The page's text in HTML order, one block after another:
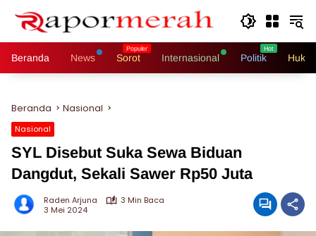
Beranda News Sorot Internasional Politik
Beranda Nasional
Nasional
SYL Disebut Suka Sewa Biduan
Dangdut, Sekali Sawer Rp50 Juta
Raden Arjuna
3 Min Baca
3 Mei 2024